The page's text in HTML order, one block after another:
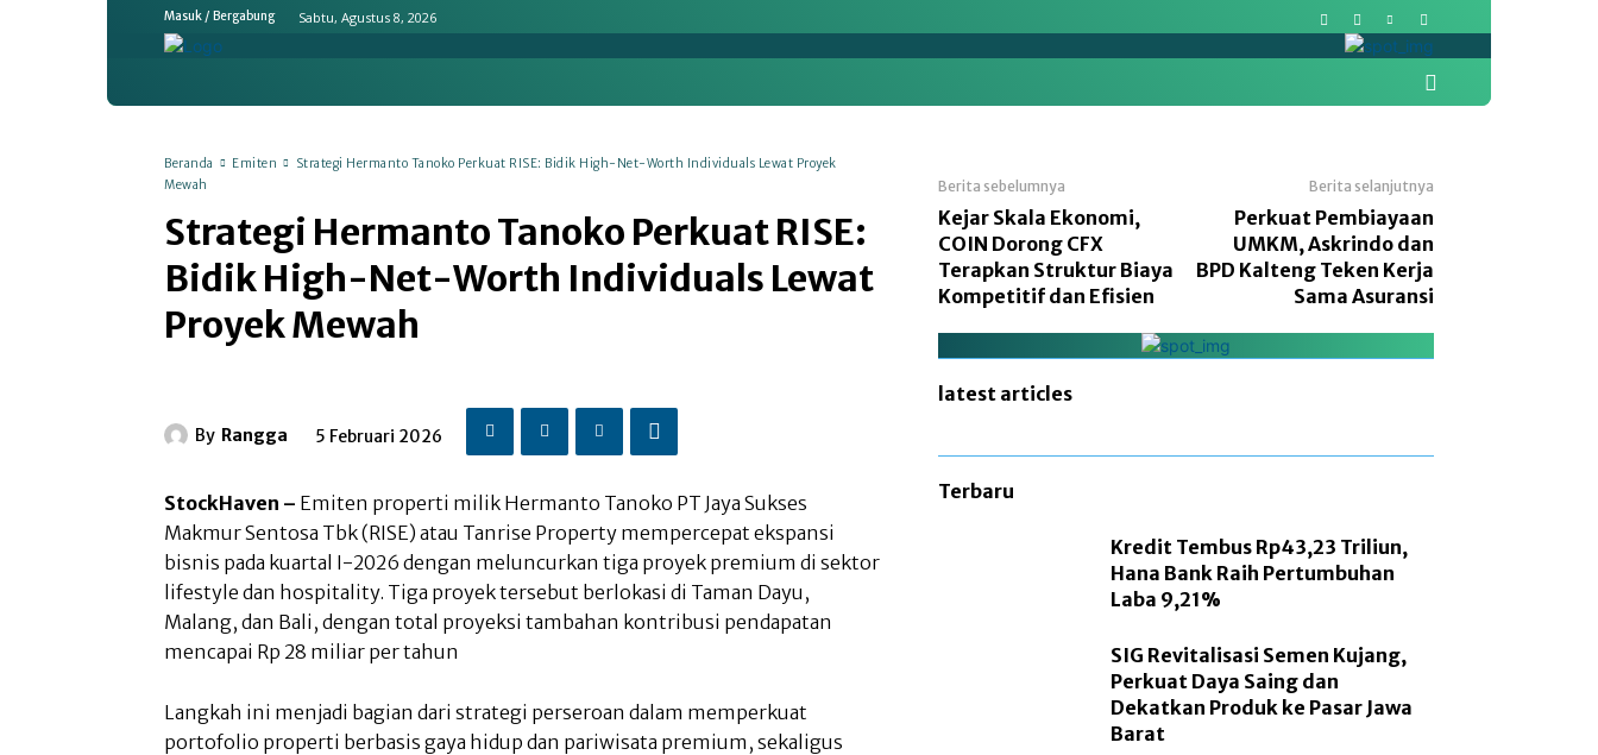
Masuk / Bergabung Sabtu, Agustus 8, 2026
Beranda Emiten
Strategi Hermanto Tanoko Perkuat RISE: Bidik High-Net-Worth Individuals Lewat Proyek
Mewah
Strategi Hermanto Tanoko Perkuat RISE:
Bidik High-Net-Worth Individuals Lewat
Proyek Mewah
By Rangga 5 Februari 2026
StockHaven – Emiten properti milik Hermanto Tanoko PT Jaya Sukses
Makmur Sentosa Tbk (RISE) atau Tanrise Property mempercepat ekspansi
bisnis pada kuartal I-2026 dengan meluncurkan tiga proyek premium di sektor
lifestyle dan hospitality. Tiga proyek tersebut berlokasi di Taman Dayu,
Malang, dan Bali, dengan total proyeksi tambahan kontribusi pendapatan
mencapai Rp 28 miliar per tahun
Langkah ini menjadi bagian dari strategi perseroan dalam memperkuat
portofolio properti berbasis gaya hidup dan pariwisata premium, sekaligus
Berita sebelumnya
Kejar Skala Ekonomi,
COIN Dorong CFX
Terapkan Struktur Biaya
Kompetitif dan Efisien
Berita selanjutnya
Perkuat Pembiayaan
UMKM, Askrindo dan
BPD Kalteng Teken Kerja
Sama Asuransi
latest articles
Terbaru
Kredit Tembus Rp43,23 Triliun,
Hana Bank Raih Pertumbuhan
Laba 9,21%
SIG Revitalisasi Semen Kujang,
Perkuat Daya Saing dan
Dekatkan Produk ke Pasar Jawa
Barat